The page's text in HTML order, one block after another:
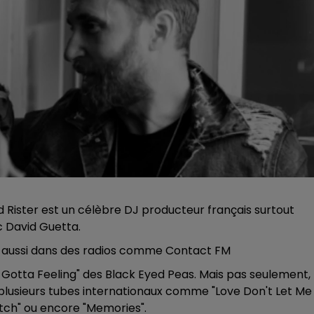
est un célèbre DJ producteur français surtout
Guetta.
dans des radios comme Contact FM
Feeling" des Black Eyed Peas. Mais pas seulement,
tubes internationaux comme "Love Don't Let Me
ou encore "Memories".